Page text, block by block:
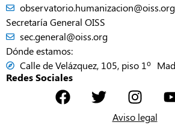
observatorio.humanizacion@oiss.org
Secretaría General OISS
sec.general@oiss.org
Dónde estamos:
Calle de Velázquez, 105, piso 1º
Redes Sociales
Aviso legal